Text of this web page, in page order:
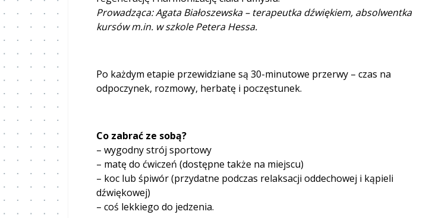
Prowadząca: Agata Białoszewska – terapeutka dźwiękiem, absolwentka
kursów m.in. w szkole Petera Hessa.
Po każdym etapie przewidziane są 30-minutowe przerwy – czas na
odpoczynek, rozmowy, herbatę i poczęstunek.
Co zabrać ze sobą?
– wygodny strój sportowy
– matę do ćwiczeń (dostępne także na miejscu)
– koc lub śpiwór (przydatne podczas relaksacji oddechowej i kąpieli
dźwiękowej)
– coś lekkiego do jedzenia.